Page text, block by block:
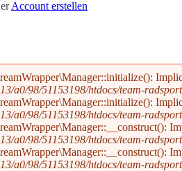
Account erstellen
a0/98/51153198/htdocs/team-
a0/98/51153198/htdocs/team-
a0/98/51153198/htdocs/team-
a0/98/51153198/htdocs/team-